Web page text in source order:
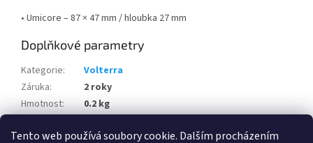
Tento web používá soubory cookie. Dalším procházením
• Umicore – 87 × 47 mm / hloubka 27 mm
Doplňkové parametry
Kategorie:
Volterra
Záruka:
2 roky
Hmotnost:
0.2 kg
Kód výrobce: 373095